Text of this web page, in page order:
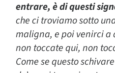
entrare, è di questi
che ci troviamo sotto
maligna, e poi venirci a
non toccate qui, non
Come se questo